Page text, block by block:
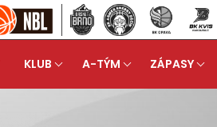
KLUB A-TÝM ZÁPASY